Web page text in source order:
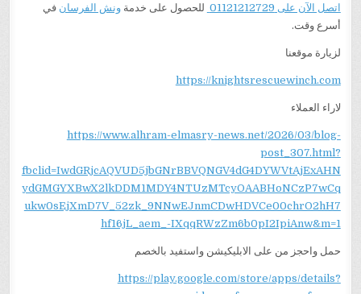
اتصل الآن على 01121212729
للحصول على خدمةونش الفرسان في
أسرع وقت.
لزيارة موقعنا
https://knightsrescuewinch.com
لاراء العملاء
https://www.alhram-elmasry-news.net/2026/03/blog-
post_307.html?
fbclid=IwdGRjcAQVUD5jbGNrBBVQNGV4dG4DYWVtAjExAHN
ydGMGYXBwX2lkDDM1MDY4NTUzMTcyOAABHoNCzP7wCq
ukw0sEjXmD7V_52zk_9NNwEJnmCDwHDVCe00chrO2hH7
hf16jL_aem_-IXqqRWzZm6b0pI2IpiAnw&m=1
حمل واحجز من على الابليكيشن واستفيد بالخصم
https://play.google.com/store/apps/details?